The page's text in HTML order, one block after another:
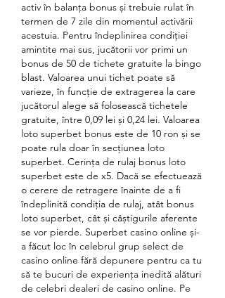
activ în balanța bonus și trebuie rulat în
termen de 7 zile din momentul activării
acestuia. Pentru îndeplinirea condiției
amintite mai sus, jucătorii vor primi un
bonus de 50 de tichete gratuite la bingo
blast. Valoarea unui tichet poate să
varieze, în funcție de extragerea la care
jucătorul alege să folosească tichetele
gratuite, între 0,09 lei și 0,24 lei. Valoarea
loto superbet bonus este de 10 ron și se
poate rula doar în secțiunea loto
superbet. Cerința de rulaj bonus loto
superbet este de x5. Dacă se efectuează
o cerere de retragere înainte de a fi
îndeplinită condiția de rulaj, atât bonus
loto superbet, cât și câștigurile aferente
se vor pierde. Superbet casino online și-
a făcut loc în celebrul grup select de
casino online fără depunere pentru ca tu
să te bucuri de experiența inedită alături
de celebri dealeri de casino online. Pe